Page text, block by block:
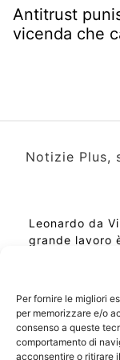
Per fornire le migliori
per memorizzare e/o
consenso a queste
comportamento di
acconsentire o ritirare
Antitrust
vicenda che
Notizie Plus,
Leonardo da
grande lavoro
Ora Esatta in
Ti Senti Strano
la Risonanza